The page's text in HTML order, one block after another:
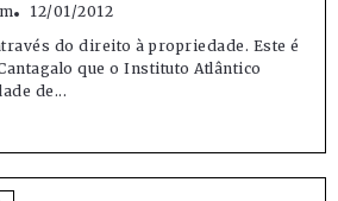
12/01/2012
do direito à propriedade. Este é
que o Instituto Atlântico
de...